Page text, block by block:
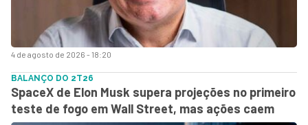
4 de agosto de 2026 - 18:20
BALANÇO DO 2T26
SpaceX de Elon Musk supera projeções no primeiro
teste de fogo em Wall Street, mas ações caem